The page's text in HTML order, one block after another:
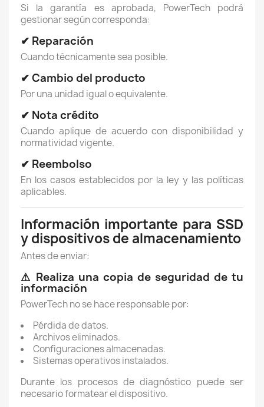
Si la garantía es aprobada, PowerTech podrá
gestionar según corresponda:
✔ Reparación
Cuando técnicamente sea posible.
✔ Cambio del producto
Por una unidad igual o equivalente.
✔ Nota crédito
Cuando aplique de acuerdo con disponibilidad y
normatividad vigente.
✔ Reembolso
En los casos establecidos por la ley y las políticas
aplicables.
Información importante para SSD
y dispositivos de almacenamiento
Antes de enviar:
⚠ Realiza una copia de seguridad de tu
información
PowerTech no se hace responsable por:
Pérdida de datos.
Archivos eliminados.
Configuraciones almacenadas.
Sistemas operativos instalados.
Durante los procesos de diagnóstico puede ser
necesario formatear el dispositivo.